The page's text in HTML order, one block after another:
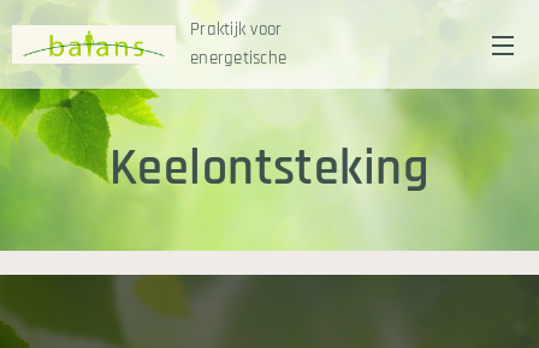
Praktijk voor
energetische
Kinesitherapie
Keelontsteking